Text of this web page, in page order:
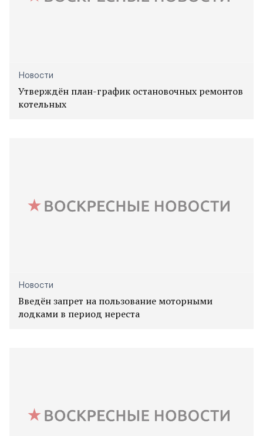
Новости
Утверждён план-график остановочных ремонтов
котельных
Новости
Введён запрет на пользование моторными
лодками в период нереста